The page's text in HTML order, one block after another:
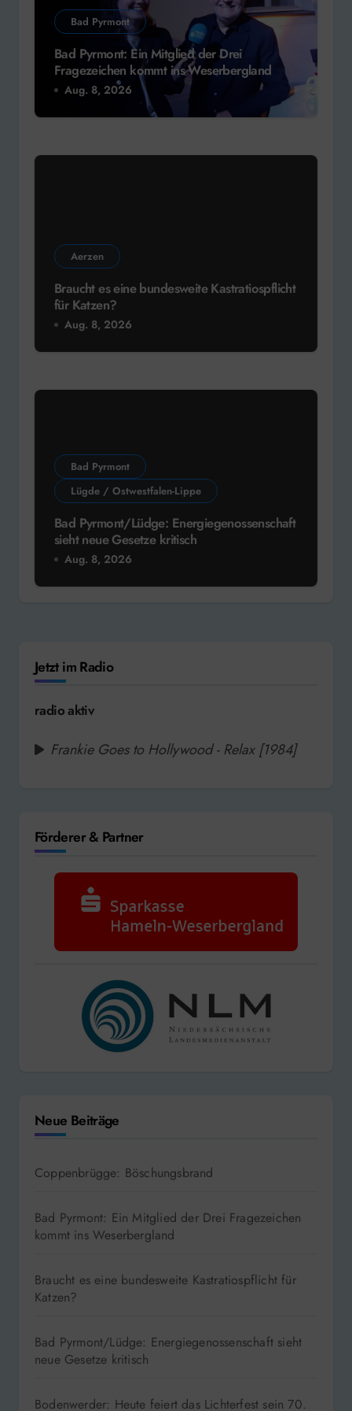
Bad Pyrmont
Bad Pyrmont: Ein Mitglied der Drei
Fragezeichen kommt ins Weserbergland
Aug. 8, 2026
Aerzen
Braucht es eine bundesweite Kastratiospflicht
für Katzen?
Aug. 8, 2026
Bad Pyrmont
Lügde / Ostwestfalen-Lippe
Bad Pyrmont/Lüdge: Energiegenossenschaft
sieht neue Gesetze kritisch
Aug. 8, 2026
Jetzt im Radio
radio aktiv
Frankie Goes to Hollywood - Relax [1984]
Förderer & Partner
Neue Beiträge
Coppenbrügge: Böschungsbrand
Bad Pyrmont: Ein Mitglied der Drei Fragezeichen
kommt ins Weserbergland
Braucht es eine bundesweite Kastratiospflicht für
Katzen?
Bad Pyrmont/Lüdge: Energiegenossenschaft sieht
neue Gesetze kritisch
Bodenwerder: Heute feiert das Lichterfest sein 70.